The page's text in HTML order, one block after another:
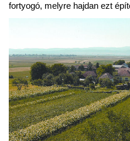
fortyogó, melyre hajdan ezt